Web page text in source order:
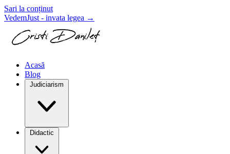
Sari la conținut
VedemJust - invata legea →
Acasă
Blog
Judiciarism
Didactic